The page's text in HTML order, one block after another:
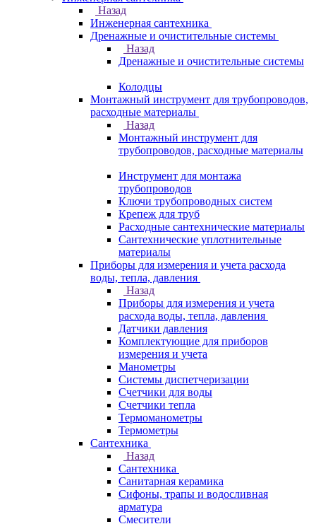
Назад
Инженерная сантехника
Дренажные и очистительные системы
Назад
Дренажные и очистительные системы
Колодцы
Монтажный инструмент для трубопроводов,
расходные материалы
Назад
Монтажный инструмент для
трубопроводов, расходные материалы
Инструмент для монтажа
трубопроводов
Ключи трубопроводных систем
Крепеж для труб
Расходные сантехнические материалы
Сантехнические уплотнительные
материалы
Приборы для измерения и учета расхода
воды, тепла, давления
Назад
Приборы для измерения и учета
расхода воды, тепла, давления
Датчики давления
Комплектующие для приборов
измерения и учета
Манометры
Системы диспетчеризации
Счетчики для воды
Счетчики тепла
Термоманометры
Термометры
Сантехника
Назад
Сантехника
Санитарная керамика
Сифоны, трапы и водосливная
арматура
Смесители